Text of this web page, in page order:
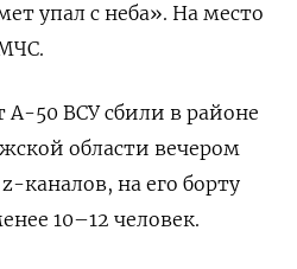
упал с неба». На место
50 ВСУ сбили в районе
области вечером
каналов, на его борту
10–12 человек.